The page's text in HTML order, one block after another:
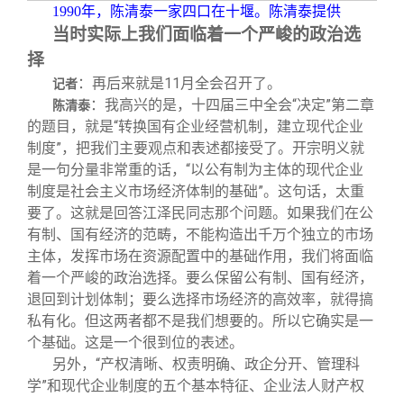
1990年，陈清泰一家四口在十堰。陈清泰提供
当时实际上我们面临着一个严峻的政治选
择
记者：再后来就是11月全会召开了。
陈清泰：我高兴的是，十四届三中全会“决定”第二章
的题目，就是“转换国有企业经营机制，建立现代企业
制度”，把我们主要观点和表述都接受了。开宗明义就
是一句分量非常重的话，“以公有制为主体的现代企业
制度是社会主义市场经济体制的基础”。这句话，太重
要了。这就是回答江泽民同志那个问题。如果我们在公
有制、国有经济的范畴，不能构造出千万个独立的市场
主体，发挥市场在资源配置中的基础作用，我们将面临
着一个严峻的政治选择。要么保留公有制、国有经济，
退回到计划体制；要么选择市场经济的高效率，就得搞
私有化。但这两者都不是我们想要的。所以它确实是一
个基础。这是一个很到位的表述。
另外，“产权清晰、权责明确、政企分开、管理科
学”和现代企业制度的五个基本特征、企业法人财产权